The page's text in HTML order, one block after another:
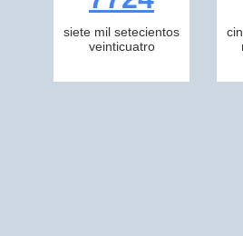
siete mil setecientos
veinticuatro